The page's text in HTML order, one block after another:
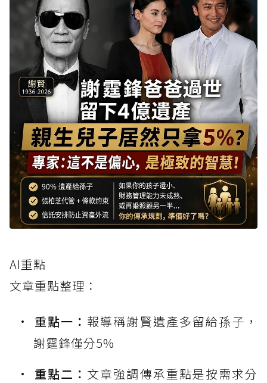
AI重點
文章重點整理：
重點一： 報導稱謝賢遺產多留給孫子，
謝霆鋒僅分5%
重點二： 文章強調傳承重點是按需求分